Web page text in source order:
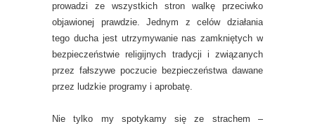
prowadzi ze wszystkich stron walkę przeciwko
objawionej prawdzie. Jednym z celów działania
tego ducha jest utrzymywanie nas zamkniętych w
bezpieczeństwie religijnych tradycji i związanych
przez fałszywe poczucie bezpieczeństwa dawane
przez ludzkie programy i aprobatę.
Nie tylko my spotykamy się ze strachem –